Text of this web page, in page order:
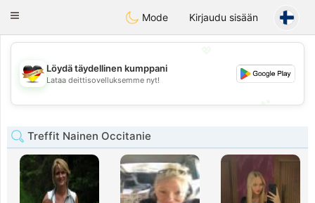
Deutsch Dating
Toggle
Mode Kirjaudu sisään
💖
💕
Löydä täydellinen kumppani
Lataa deittisovelluksemme nyt!
Treffit Nainen Occitanie